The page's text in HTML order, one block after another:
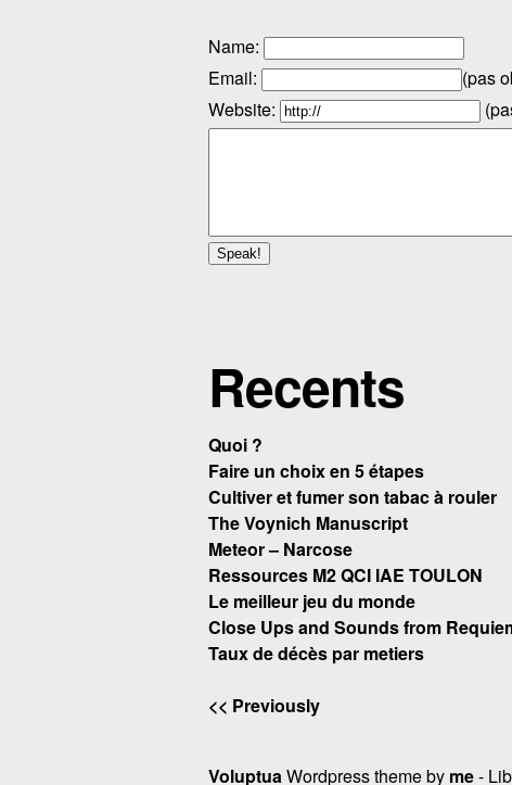
Name:
Email:
(pas
Website:
Recents
Quoi ?
Faire un choix en 5 étapes
Cultiver et fumer son tabac à rouler
The Voynich Manuscript
Meteor – Narcose
Ressources M2 QCI IAE TOULON
Le meilleur jeu du monde
Close Ups and Sounds from
Taux de décès par metiers
<< Previously
VoluptuaWordpress theme by me-